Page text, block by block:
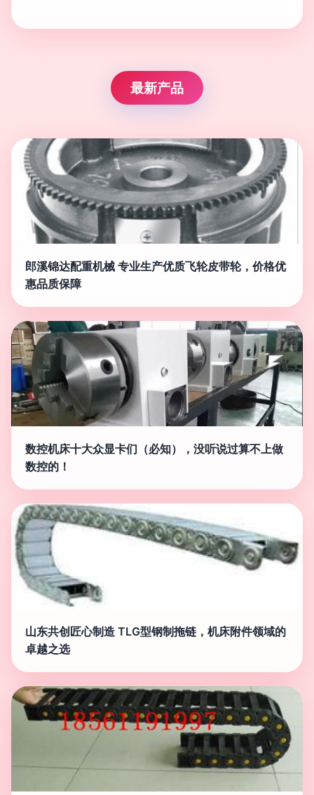
最新产品
郎溪锦达配重机械 专业生产优质飞轮皮带轮，价格优
惠品质保障
数控机床十大众显卡们（必知），没听说过算不上做
数控的！
山东共创匠心制造 TLG型钢制拖链，机床附件领域的
卓越之选